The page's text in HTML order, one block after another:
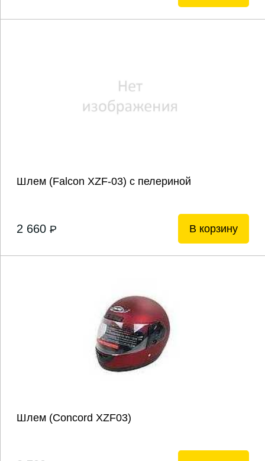
Шлем (Falcon XZF-03) с пелериной
2 660 P В корзину
Шлем (Concord XZF03)